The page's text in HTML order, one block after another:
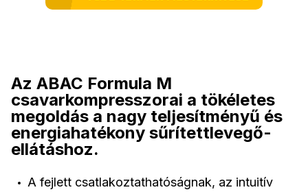
Az ABAC Formula M
csavarkompresszorai a tökéletes
megoldás a nagy teljesítményű és
energiahatékony sűrítettlevegő-
ellátáshoz.
A fejlett csatlakoztathatóságnak, az intuitív